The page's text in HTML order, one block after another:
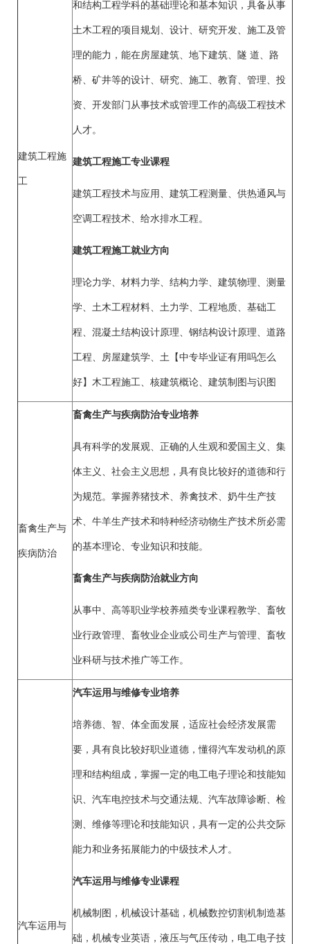
建筑工程施
工
和结构工程学科的基础理论和基本知识，具备从事
土木工程的项目规划、设计、研究开发、施工及管
理的能力，能在房屋建筑、地下建筑、隧 道、路
桥、矿井等的设计、研究、施工、教育、管理、投
资、开发部门从事技术或管理工作的高级工程技术
人才。
建筑工程施工专业课程
建筑工程技术与应用、建筑工程测量、供热通风与
空调工程技术、给水排水工程。
建筑工程施工就业方向
理论力学、材料力学、结构力学、建筑物理、测量
学、土木工程材料、土力学、工程地质、基础工
程、混凝土结构设计原理、钢结构设计原理、道路
工程、房屋建筑学、土【中专毕业证有用吗怎么
好】木工程施工、核建筑概论、建筑制图与识图
畜禽生产与
疾病防治
畜禽生产与疾病防治专业培养
具有科学的发展观、正确的人生观和爱国主义、集
体主义、社会主义思想，具有良比较好的道德和行
为规范。掌握养猪技术、养禽技术、奶牛生产技
术、牛羊生产技术和特种经济动物生产技术所必需
的基本理论、专业知识和技能。
畜禽生产与疾病防治就业方向
从事中、高等职业学校养殖类专业课程教学、畜牧
业行政管理、畜牧业企业或公司生产与管理、畜牧
业科研与技术推广等工作。
汽车运用与
汽车运用与维修专业培养
培养德、智、体全面发展，适应社会经济发展需
要，具有良比较好职业道德，懂得汽车发动机的原
理和结构组成，掌握一定的电工电子理论和技能知
识、汽车电控技术与交通法规、汽车故障诊断、检
测、维修等理论和技能知识，具有一定的公共交际
能力和业务拓展能力的中级技术人才。
汽车运用与维修专业课程
机械制图，机械设计基础，机械数控切割机制造基
础，机械专业英语，液压与气压传动，电工电子技